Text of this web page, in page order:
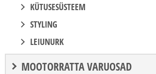
KÜTUSESÜSTEEM
STYLING
LEIUNURK
MOOTORRATTA VARUOSAD